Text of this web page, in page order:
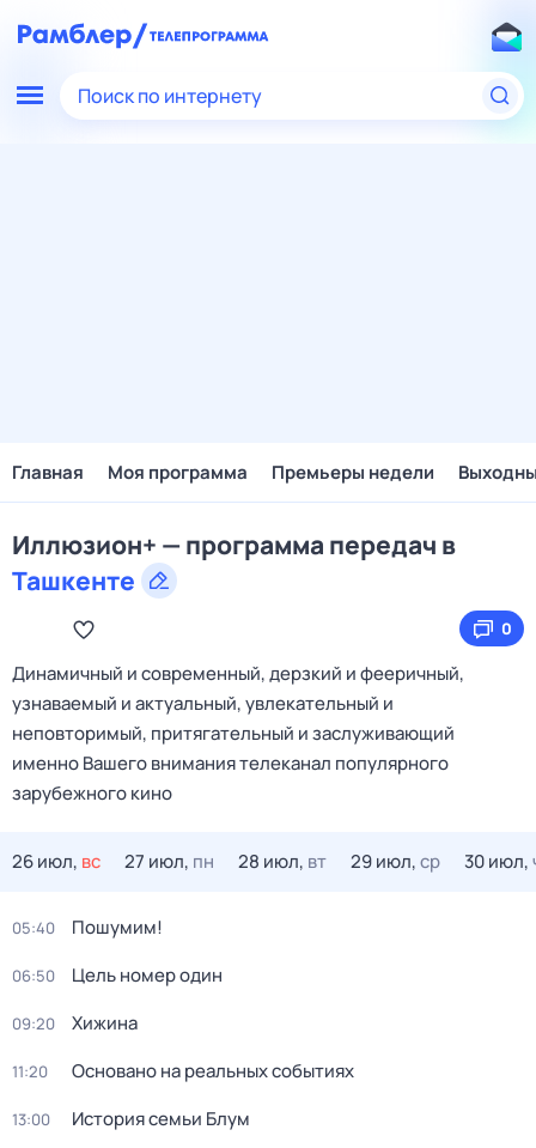
Поиск по интернету
Главная Моя программа Премьеры недели
Иллюзион+ — программа передач в
Ташкенте
0
Динамичный и современный, дерзкий и фееричный,
узнаваемый и актуальный, увлекательный и
неповторимый, притягательный и заслуживающий
именно Вашего внимания телеканал популярного
зарубежного кино
26 июл, вс 27 июл, пн 28 июл, вт 29 июл,ср 30 июл,
05:40 Пошумим!
06:50 Цель номер один
09:20 Хижина
11:20 Основано на реальных событиях
13:00 История семьи Блум